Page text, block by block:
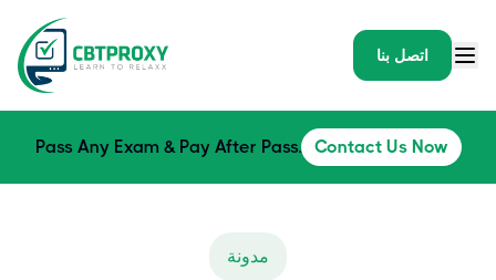
اتصل بنا
Pass Any Exam & Pay After Pass. Contact Us Now
مدونة